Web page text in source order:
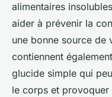
alimentaires
aider à prévenir la
une bonne source de
contiennent
glucide simple qui
le corps et